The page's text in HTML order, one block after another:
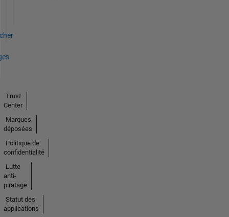
Trust
Center
Marques
déposées
Politique de
confidentialité
Lutte
anti-
piratage
Statut des
applications